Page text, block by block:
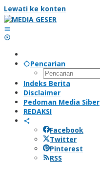
Lewati ke konten
Pencarian
Indeks Berita
Disclaimer
Pedoman Media Siber
REDAKSI
Facebook
Twitter
Pinterest
RSS